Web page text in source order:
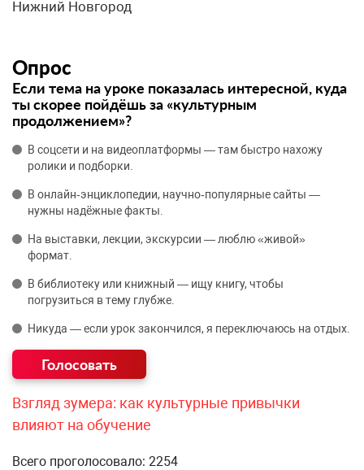
Нижний Новгород
Опрос
Если тема на уроке показалась интересной, куда
ты скорее пойдёшь за «культурным
продолжением»?
В соцсети и на видеоплатформы — там быстро нахожу
ролики и подборки.
В онлайн‑энциклопедии, научно‑популярные сайты —
нужны надёжные факты.
На выставки, лекции, экскурсии — люблю «живой»
формат.
В библиотеку или книжный — ищу книгу, чтобы
погрузиться в тему глубже.
Никуда — если урок закончился, я переключаюсь на отдых.
Взгляд зумера: как культурные привычки
влияют на обучение
Всего проголосовало: 2254